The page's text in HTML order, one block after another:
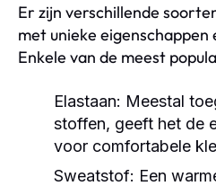
Er zijn verschillende
met unieke eigenschappen
Enkele van de meest
Elastaan: Meestal
stoffen, geeft het de
voor comfortabele
Sweatstof: Een